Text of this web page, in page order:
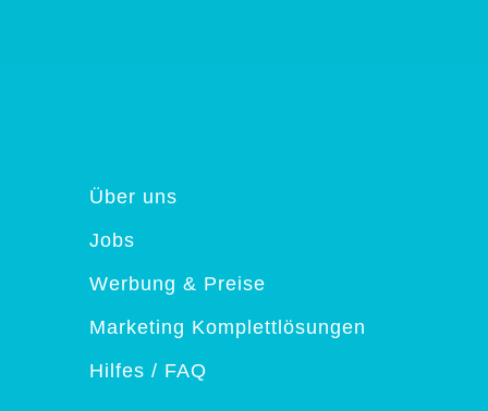
Über uns
Jobs
Werbung & Preise
Marketing Komplettlösungen
Hilfes / FAQ